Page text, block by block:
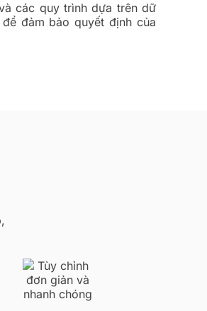
các quy trình dựa trên dữ
đảm bảo quyết định của